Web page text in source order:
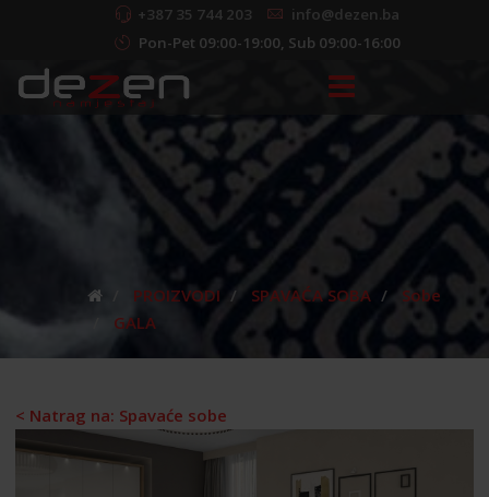
+387 35 744 203
info@dezen.ba
Pon-Pet 09:00-19:00, Sub 09:00-16:00
PROIZVODI SPAVAĆA SOBA
Sobe
GALA
< Natrag na: Spavaće sobe